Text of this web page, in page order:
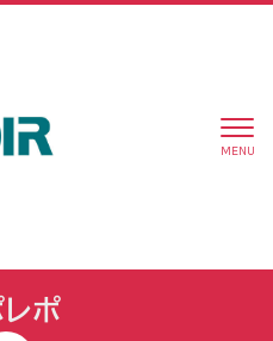
MENU
レポ